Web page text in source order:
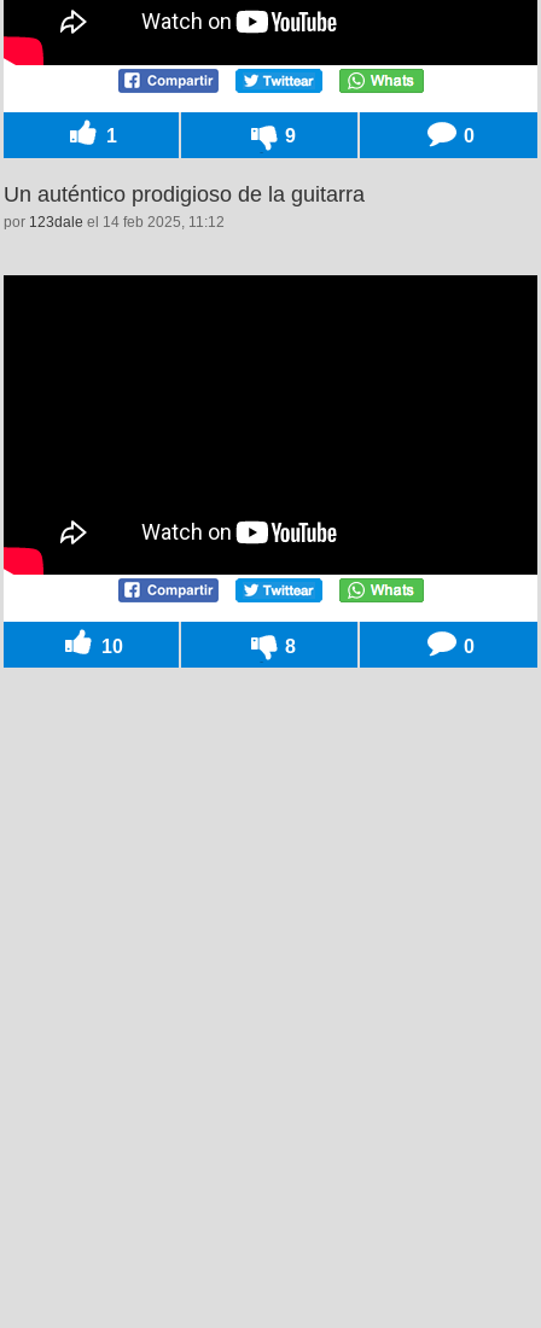
1 9 0
Un auténtico prodigioso de la guitarra
por 123dale el 14 feb 2025, 11:12
10 8 0